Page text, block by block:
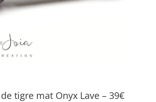
tigre mat Onyx Lave – 39€